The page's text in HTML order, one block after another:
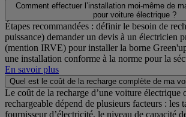
Comment effectuer l’installation moi-même de
pour voiture électrique ?
Étapes recommandées : définir le besoin de
puissance) demander un devis à un électricien
(mention IRVE) pour installer la borne
une installation conforme à la norme pour la
En savoir plus
Quel est le coût de la recharge complète de ma
Le coût de la recharge d’une voiture électrique
rechargeable dépend de plusieurs facteurs : les
fournisseur d’électricité, le niveau de capacité